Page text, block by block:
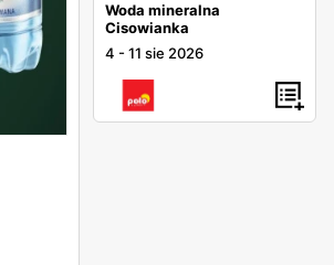
Woda mineralna
Cisowianka
4 -11 sie 2026